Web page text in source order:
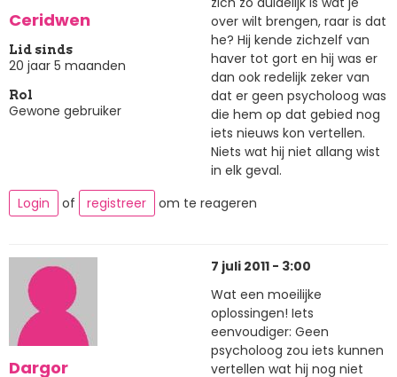
Ceridwen
Lid sinds
20 jaar 5 maanden
Rol
Gewone gebruiker
over wilt brengen, raar is dat
he? Hij kende zichzelf van
haver tot gort en hij was er
dan ook redelijk zeker van
dat er geen psycholoog was
die hem op dat gebied nog
iets nieuws kon vertellen.
Niets wat hij niet allang wist
in elk geval.
Login
of registreer om te reageren
Dargor
7 juli 2011 - 3:00
Wat een moeilijke
oplossingen! Iets
eenvoudiger: Geen
psycholoog zou iets kunnen
vertellen wat hij nog niet